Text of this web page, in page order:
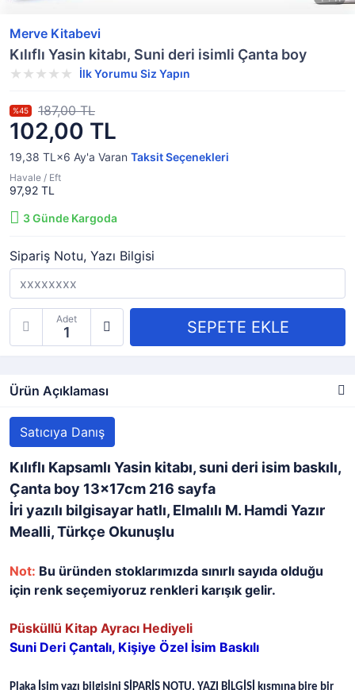
Merve Kitabevi
Kılıflı Yasin kitabı, Suni deri isimli Çanta boy
İlk Yorumu Siz Yapın
102,00 TL
%45 187,00 TL
19,38 TL×6 Ay'a Varan Taksit Seçenekleri
Havale / Eft
97,92 TL
3Günde Kargoda
Sipariş Notu, Yazı Bilgisi
Adet
Ürün Açıklaması
Satıcıya Danış
Kılıflı Kapsamlı Yasin kitabı, suni deri isim baskılı,
Çanta boy 13x17cm 216 sayfa
İri yazılı bilgisayar hatlı, Elmalılı M. Hamdi Yazır
Mealli, Türkçe Okunuşlu
Not: Bu üründen stoklarımızda sınırlı sayıda olduğu
için renk seçemiyoruz renkleri karışık gelir.
Püsküllü Kitap Ayracı Hediyeli
Suni Deri Çantalı, Kişiye Özel İsim Baskılı
Plaka İsim yazı bilgisini SİPARİŞ NOTU, YAZI BİLGİSİ kısmına bire bir